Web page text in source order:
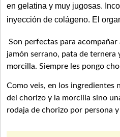
en gelatina y muy jugosas.
inyección de colágeno. E l
Son perfectas para acompañar
jamón serrano, pata de ternera
morcilla. Siempre les pongo
Como veis, en los ingredientes
del chorizo y la morcilla sino
rodaja de chorizo por persona